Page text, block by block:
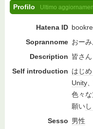
Profilo Ultimo
Hatena ID
Soprannome おー
Description 皆さ
Self introduction はじ
Unity、
色々な
願い
Sesso 男性